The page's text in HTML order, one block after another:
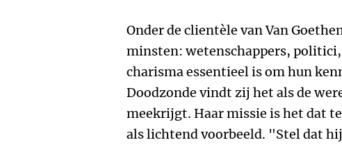
Onder de clientèle van Van
minsten: wetenschappers, politici,
charisma essentieel is om hun
Doodzonde vindt zij het als de
meekrijgt. Haar missie is het dat
als lichtend voorbeeld. "Stel dat